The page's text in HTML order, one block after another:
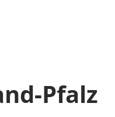
Pfalz